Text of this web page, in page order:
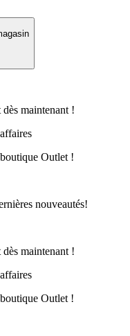
maintenant !
Outlet !
nouveautés!
maintenant !
Outlet !